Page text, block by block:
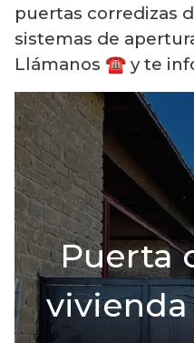
puertas corredizas
sistemas de
Llámanos ☎️ y te
Puerta